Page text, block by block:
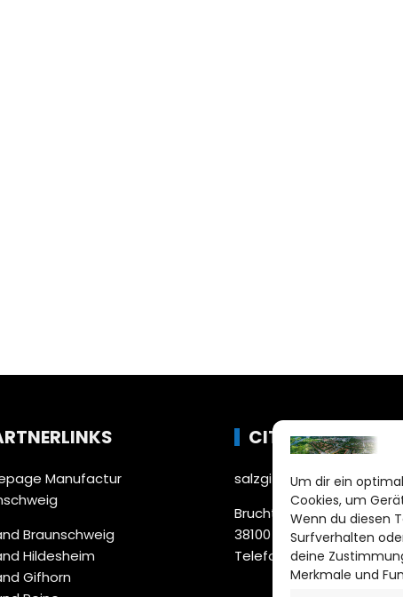
Um dir ein
Cookies, um
Wenn du diesen
Surfverhalten
deine
Merkmale und
Manufactur
Braunschweig
Hildesheim
Gifhorn
CITYLIFE!
Bruchtorwall 12
38100 Braunschweig
Telefon: 0531 387220 – 65